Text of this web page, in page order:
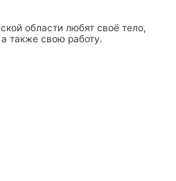
области любят своё тело,
также свою работу.